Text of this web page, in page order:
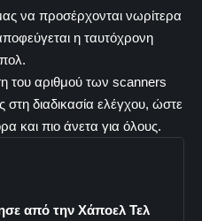
να προσέρχονται νωρίτερα
η ταυτόχρονη
του αριθμού των scanners
στη διαδικασία ελέγχου, ώστε
και πιο άνετα για όλους.
από την Χάποελ Τελ